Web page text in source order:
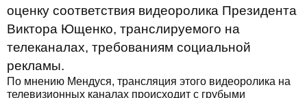
оценку соответствия видеоролика Президента
Виктора Ющенко, транслируемого на
телеканалах, требованиям социальной
рекламы.
По мнению Мендуся, трансляция этого видеоролика на
телевизионных каналах происходит с грубыми